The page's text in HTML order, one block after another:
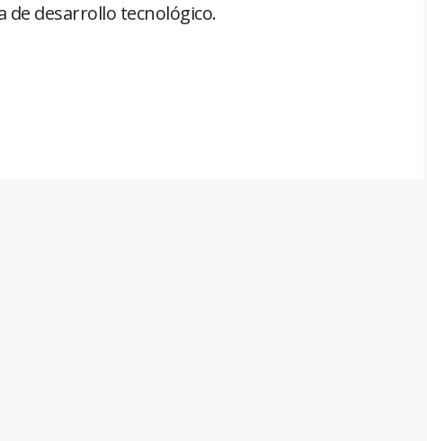
desarrollo tecnológico.